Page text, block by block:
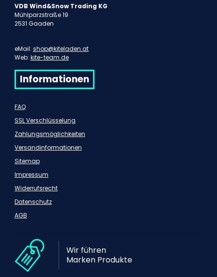
VDB Wind&Snow Trading KG
Mühlparzstraße 19
2531 Gaaden
eMail: shop@kiteladen.at
Web: kite-team.de
Informationen
FAQ
SSL Verschlüsselung
Zahlungsmöglichkeiten
Versandinformationen
Sitemap
Impressum
Widerrufsrecht
Datenschutz
AGB
Wir führen
Marken Produkte